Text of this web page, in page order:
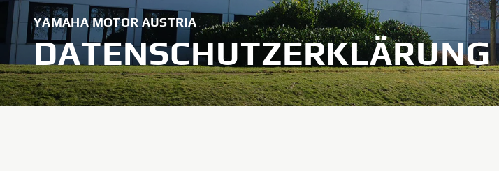
YAMAHA MOTOR AUSTRIA
DATENSCHUTZERKLÄRUNG